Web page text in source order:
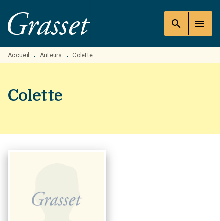
MENU RECHERCHE
PIED DE PAGE
search menu
Accueil • Auteurs • Colette
Colette